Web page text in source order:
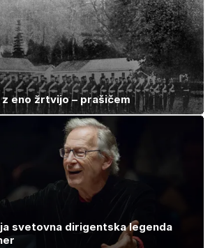
eno žrtvijo – prašičem
svetovna dirigentska legenda